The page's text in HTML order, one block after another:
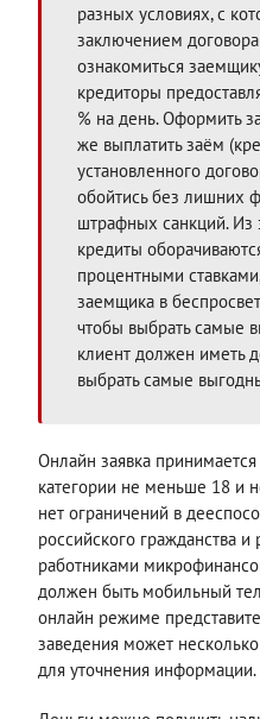
разных условиях, с
заключением
ознакомиться
кредиторы
% на день. Оформить
же выплатить заём
установленного
обойтись без лишних
штрафных санкций. Из
кредиты
процентными
заемщика в
чтобы выбрать самые
клиент должен иметь
выбрать самые
Онлайн заявка
категории не меньше 18 и
нет ограничений в
российского гражданства и
работниками
должен быть мобильный
онлайн режиме
заведения может
для уточнения информации.